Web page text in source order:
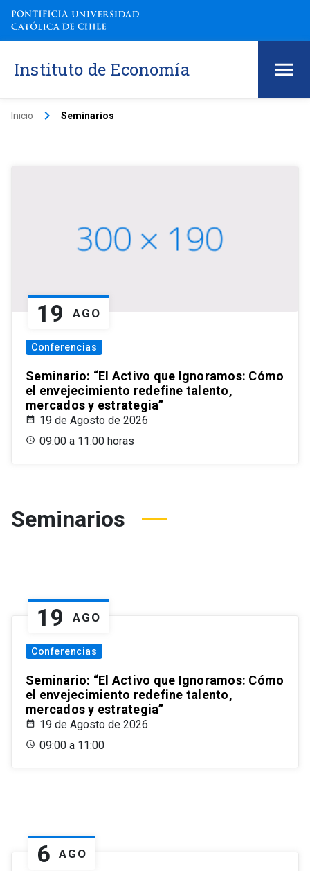
Instituto de Economía
Inicio keyboard_arrow_right Seminarios
19 AGO
Conferencias
Seminario: “El Activo que Ignoramos: Cómo
el envejecimiento redefine talento,
mercados y estrategia”
19 de Agosto de 2026
09:00 a 11:00 horas
Seminarios
19 AGO
Conferencias
Seminario: “El Activo que Ignoramos: Cómo
el envejecimiento redefine talento,
mercados y estrategia”
19 de Agosto de 2026
09:00 a 11:00
6 AGO